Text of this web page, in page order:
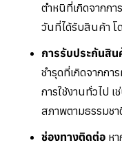
ตำหนิที่เกิดจากก
วันที่ได้รับสินค้า โ
การรับประกันสิน
ชำรุดที่เกิดจากกา
การใช้งานทั่วไป
สภาพตามธรรมชา
ช่องทางติดต่อ ห